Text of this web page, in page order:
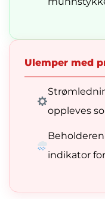
Ulemper med
oppleves
indikator